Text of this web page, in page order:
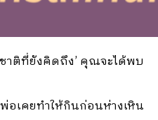
ชาติที่ยังคิดถึง’ คุณจะได้พบ
อเคยทำให้กินก่อนห่างเหิน